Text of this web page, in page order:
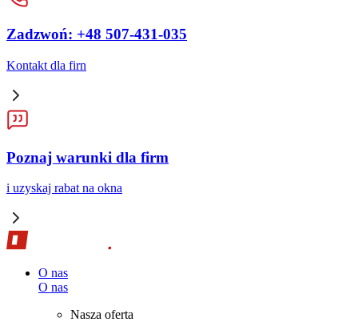
Zadzwoń: +48 507-431-035
Kontakt dla firn
Poznaj warunki dla firm
i uzyskaj rabat na okna
O nas
O nas
Nasza oferta